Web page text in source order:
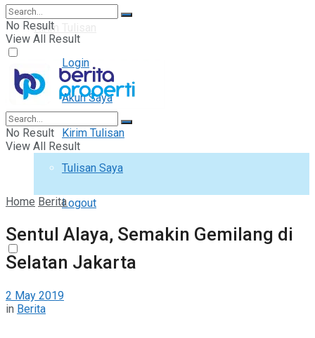
Kirim Tulisan
Login
Akun Saya
Kirim Tulisan
Tulisan Saya
Logout
No Result
View All Result
No Result
View All Result
Home Berita
Sentul Alaya, Semakin Gemilang di
Selatan Jakarta
2 May 2019
in Berita